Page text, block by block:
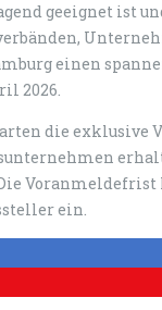
geeignet ist
einen
2026.
die exklusive
Voranmeldefrist
ein.